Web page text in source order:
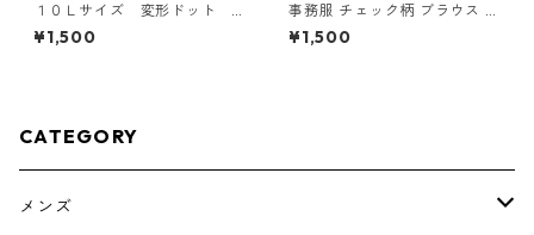
１０Ｌサイズ 変形ドット
花柄 ボウタイブラウス オ
フホワイト KAE-4771
¥1,500
事務服 チェック柄 ブラウス 3
L ブラック ◆KIY-1298◆
¥1,500
CATEGORY
メンズ